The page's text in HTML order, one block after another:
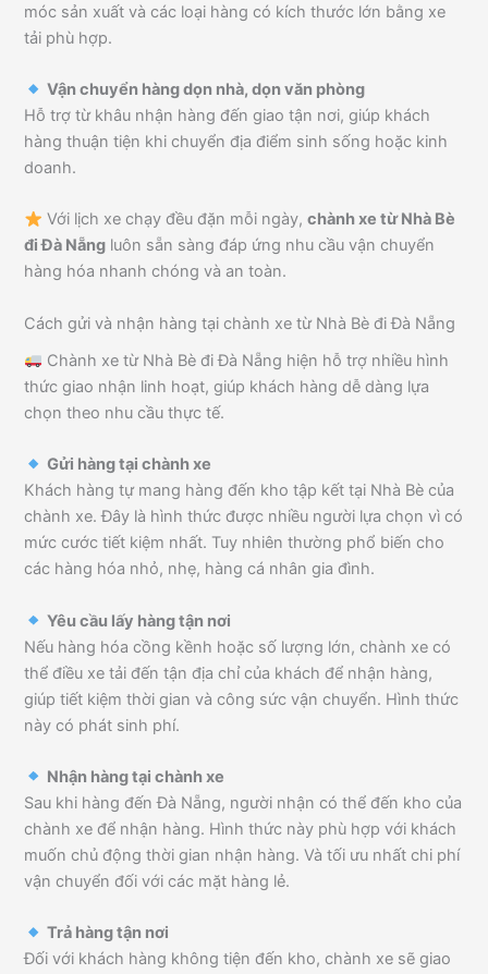
móc sản xuất và các loại hàng có kích thước lớn bằng xe
tải phù hợp.
Vận chuyển hàng dọn nhà, dọn văn phòng
Hỗ trợ từ khâu nhận hàng đến giao tận nơi, giúp khách
hàng thuận tiện khi chuyển địa điểm sinh sống hoặc kinh
doanh.
Với lịch xe chạy đều đặn mỗi ngày,chành xe từ Nhà Bè
đi Đà Nẵng luôn sẵn sàng đáp ứng nhu cầu vận chuyển
hàng hóa nhanh chóng và an toàn.
Cách gửi và nhận hàng tại chành xe từ Nhà Bè đi Đà Nẵng
Chành xe từ Nhà Bè đi Đà Nẵng hiện hỗ trợ nhiều hình
thức giao nhận linh hoạt, giúp khách hàng dễ dàng lựa
chọn theo nhu cầu thực tế.
Gửi hàng tại chành xe
Khách hàng tự mang hàng đến kho tập kết tại Nhà Bè của
chành xe. Đây là hình thức được nhiều người lựa chọn vì có
mức cước tiết kiệm nhất. Tuy nhiên thường phổ biến cho
các hàng hóa nhỏ, nhẹ, hàng cá nhân gia đình.
Yêu cầu lấy hàng tận nơi
Nếu hàng hóa cồng kềnh hoặc số lượng lớn, chành xe có
thể điều xe tải đến tận địa chỉ của khách để nhận hàng,
giúp tiết kiệm thời gian và công sức vận chuyển. Hình thức
này có phát sinh phí.
Nhận hàng tại chành xe
Sau khi hàng đến Đà Nẵng, người nhận có thể đến kho của
chành xe để nhận hàng. Hình thức này phù hợp với khách
muốn chủ động thời gian nhận hàng. Và tối ưu nhất chi phí
vận chuyển đối với các mặt hàng lẻ.
Trả hàng tận nơi
Đối với khách hàng không tiện đến kho, chành xe sẽ giao